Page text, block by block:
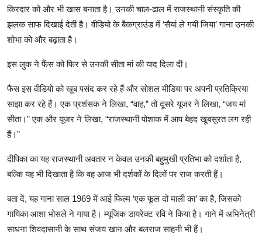
किरदार को और भी खास बनाता है। उनकी चाल-ढाल में राजस्थानी संस्कृति की
झलक साफ दिखाई देती है। वीडियो के बैकग्राउंड में ‘सैयां ले गयी जिया’ गाना उनकी
शोभा को और बढ़ाता है।
इस लुक ने फैंस को फिर से उनकी सीता मां की याद दिला दी।
फैंस इस वीडियो को खूब पसंद कर रहे हैं और सोशल मीडिया पर अपनी प्रतिक्रिया
साझा कर रहे हैं। एक प्रशंसक ने लिखा, “वाह,” तो दूसरे यूजर ने लिखा, “जय मां
सीता।” एक और यूजर ने लिखा, “राजस्थानी पोशाक में आप बेहद खूबसूरत लग रही
हैं।”
दीपिका का यह राजस्थानी अवतार न केवल उनकी बहुमुखी प्रतिभा को दर्शाता है,
बल्कि यह भी दिखाता है कि वह आज भी दर्शकों के दिलों पर राज करती हैं।
बता दें, यह गाना साल 1969 में आई फिल्म ‘एक फूल दो माली का’ का है, जिसको
गायिका आशा भोसले ने गाया है। म्यूजिक डायरेक्ट रवि ने किया है। गाने में अभिनेत्री
साधना शिवदासानी के साथ संजय खान और बलराज साहनी भी हैं।